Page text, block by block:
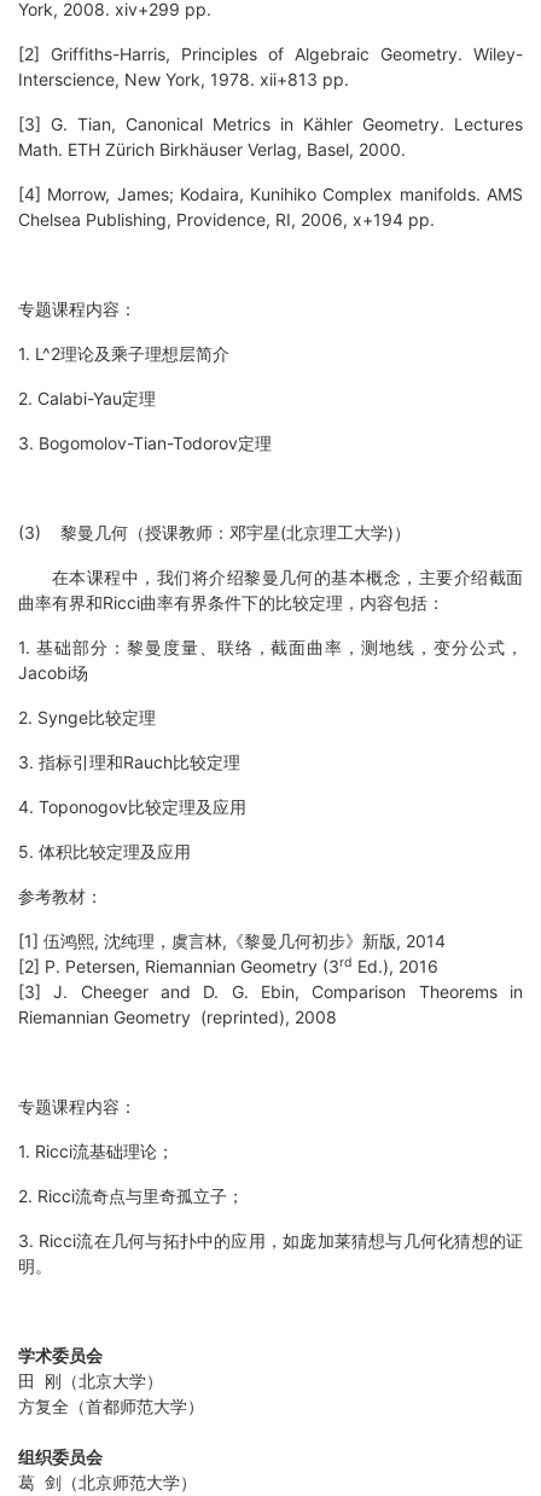
York, 2008. xiv+299 pp.
[2] Griffiths-Harris, Principles of Algebraic Geometry. Wiley-
Interscience, New York, 1978. xii+813 pp.
[3] G. Tian, Canonical Metrics in Kähler Geometry. Lectures
Math. ETH Zürich Birkhäuser Verlag, Basel, 2000.
[4] Morrow, James; Kodaira, Kunihiko Complex manifolds. AMS
Chelsea Publishing, Providence, RI, 2006, x+194 pp.
专题课程内容：
1. L^2理论及乘子理想层简介
2. Calabi-Yau定理
3. Bogomolov-Tian-Todorov定理
(3) 黎曼几何（授课教师：邓宇星(北京理工大学)）
在本课程中，我们将介绍黎曼几何的基本概念，主要介绍截面
曲率有界和Ricci曲率有界条件下的比较定理，内容包括：
1. 基础部分：黎曼度量、联络，截面曲率，测地线，变分公式，
Jacobi场
2. Synge比较定理
3. 指标引理和Rauch比较定理
4. Toponogov比较定理及应用
5. 体积比较定理及应用
参考教材：
[1] 伍鸿熙, 沈纯理，虞言林, 《黎曼几何初步》新版, 2014
[2] P. Petersen, Riemannian Geometry (3rd Ed.), 2016
[3] J. Cheeger and D. G. Ebin, Comparison Theorems in
Riemannian Geometry (reprinted), 2008
专题课程内容：
1. Ricci流基础理论；
2. Ricci流奇点与里奇孤立子；
3. Ricci流在几何与拓扑中的应用，如庞加莱猜想与几何化猜想的证
明。
学术委员会
田 刚（北京大学）
方复全（首都师范大学）
组织委员会
葛 剑（北京师范大学）